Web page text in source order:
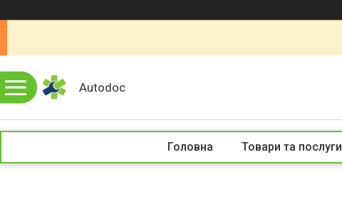
Autodoc
Головна Товари та послуги